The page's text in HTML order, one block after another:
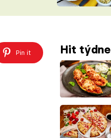
ŠÉFREDAKTORKY
ČASOPIS
Pin it Hit týdne